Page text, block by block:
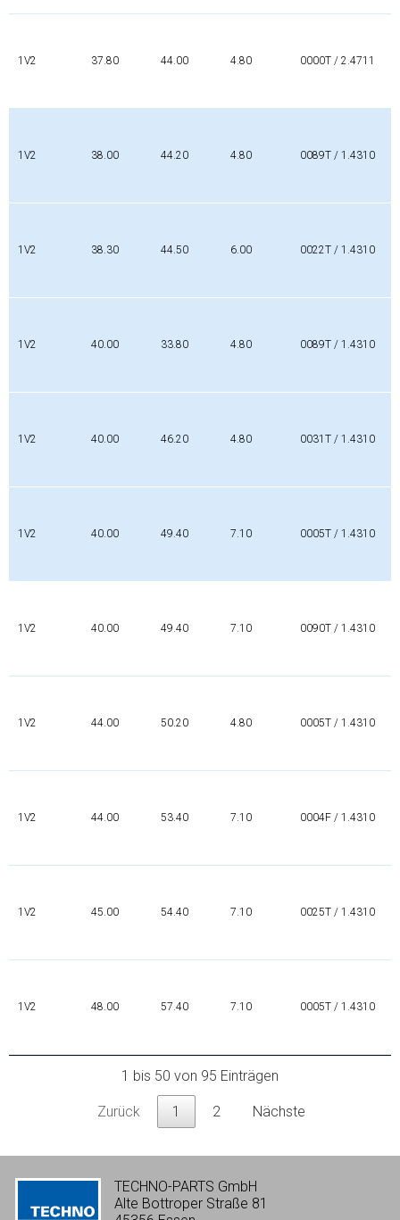
1V2 37.80 44.00 4.80 0000T / 2.4711
1V2 38.00 44.20 4.80 0089T / 1.4310
1V2 38.30 44.50 6.00 0022T / 1.4310
1V2 40.00 33.80 4.80 0089T / 1.4310
1V2 40.00 46.20 4.80 0031T / 1.4310
1V2 40.00 49.40 7.10 0005T / 1.4310
1V2 40.00 49.40 7.10 0090T / 1.4310
1V2 44.00 50.20 4.80 0005T / 1.4310
1V2 44.00 53.40 7.10 0004F / 1.4310
1V2 45.00 54.40 7.10 0025T / 1.4310
1V2 48.00 57.40 7.10 0005T / 1.4310
1 bis 50 von 95 Einträgen
Zurück 1 2 Nächste
TECHNO-PARTS GmbH
Alte Bottroper Straße 81